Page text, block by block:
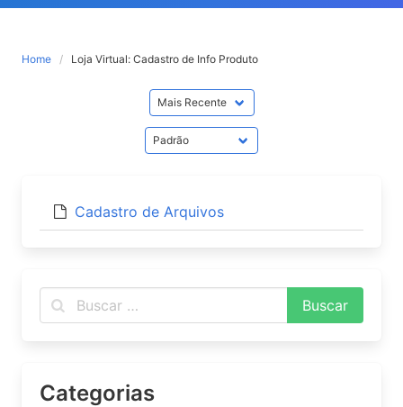
Home Loja Virtual: Cadastro de Info Produto
Cadastro de Arquivos
Categorias